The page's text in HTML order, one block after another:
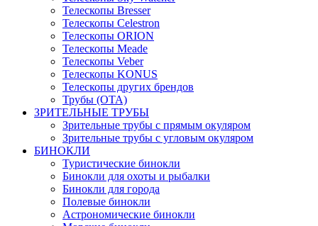
Телескопы Bresser
Телескопы Celestron
Телескопы ORION
Телескопы Meade
Телескопы Veber
Телескопы KONUS
Телескопы других брендов
Трубы (ОТА)
ЗРИТЕЛЬНЫЕ ТРУБЫ
Зрительные трубы с прямым окуляром
Зрительные трубы с угловым окуляром
БИНОКЛИ
Туристические бинокли
Бинокли для охоты и рыбалки
Бинокли для города
Полевые бинокли
Астрономические бинокли